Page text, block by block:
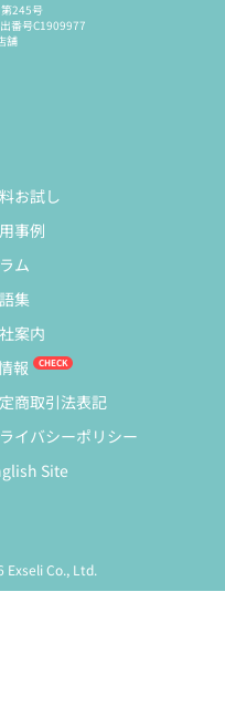
245号
番号C1909977
舗
お試し
事例
ム
集
案内
報
商取引法表記
イバシーポリシー
Site
Co., Ltd.